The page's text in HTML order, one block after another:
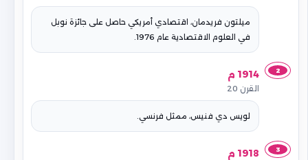
ميلتون فريدمان، اقتصادي أمريكي حاصل على جائزة نوبل
في العلوم الاقتصادية عام 1976.
2 1914 م
القرن 20
لويس دي فنيس، ممثل فرنسي.
3 1918 م